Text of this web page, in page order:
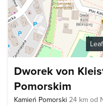
Dworek von
Pomorskim
Kamień Pomorski 24 km od